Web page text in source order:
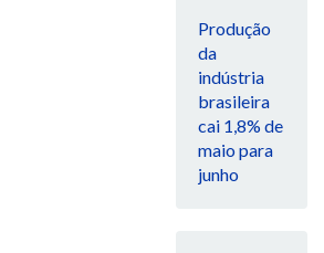
Produção
da
indústria
brasileira
cai 1,8% de
maio para
junho